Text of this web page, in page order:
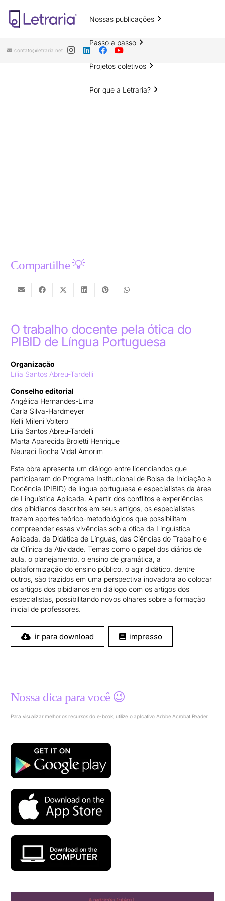
Nossas publicações
Passo a passo
Projetos coletivos
Por que a Letraria?
contato@letraria.net
Compartilhe 💡
O trabalho docente pela ótica do
PIBID de Língua Portuguesa
Organização
Lília Santos Abreu-Tardelli
Conselho editorial
Angélica Hernandes-Lima
Carla Silva-Hardmeyer
Kelli Mileni Voltero
Lília Santos Abreu-Tardelli
Marta Aparecida Broietti Henrique
Neuraci Rocha Vidal Amorim
Esta obra apresenta um diálogo entre licenciandos que
participaram do Programa Institucional de Bolsa de Iniciação à
Docência (PIBID) de língua portuguesa e especialistas da área
de Linguística Aplicada. A partir dos conflitos e experiências
dos pibidianos descritos em seus artigos, os especialistas
trazem aportes teórico-metodológicos que possibilitam
compreender essas vivências sob a ótica da Linguística
Aplicada, da Didática de Línguas, das Ciências do Trabalho e
da Clínica da Atividade. Temas como o papel dos diários de
aula, o planejamento, o ensino de gramática, a
plataformização do ensino público, o agir didático, dentre
outros, são trazidos em uma perspectiva inovadora ao colocar
os artigos dos pibidianos em diálogo com os artigos dos
especialistas, possibilitando novos olhares sobre a formação
inicial de professores.
ir para download impresso
Nossa dica para você 😉
Para visualizar melhor os recursos do e-book, utilize o aplicativo Adobe Acrobat Reader